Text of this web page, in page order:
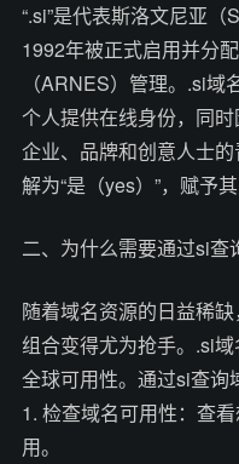
“.si”是代表斯洛文尼亚
1992年被正式启用并分
（ARNES）管理。.si
个人提供在线身份，同
企业、品牌和创意人士
解为“是（yes）”，赋予
二、为什么需要通过si查
随着域名资源的日益稀
组合变得尤为抢手。.si
全球可用性。通过si查询
1. 检查域名可用性：查
用。